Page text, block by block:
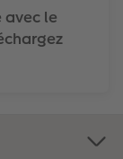
avec le